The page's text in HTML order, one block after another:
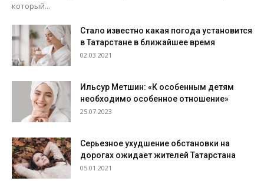
который...
Стало известно какая погода установится
в Татарстане в ближайшее время
02.03.2021
Ильсур Метшин: «К особенным детям
необходимо особенное отношение»
25.07.2023
Серьезное ухудшение обстановки на
дорогах ожидает жителей Татарстана
05.01.2021